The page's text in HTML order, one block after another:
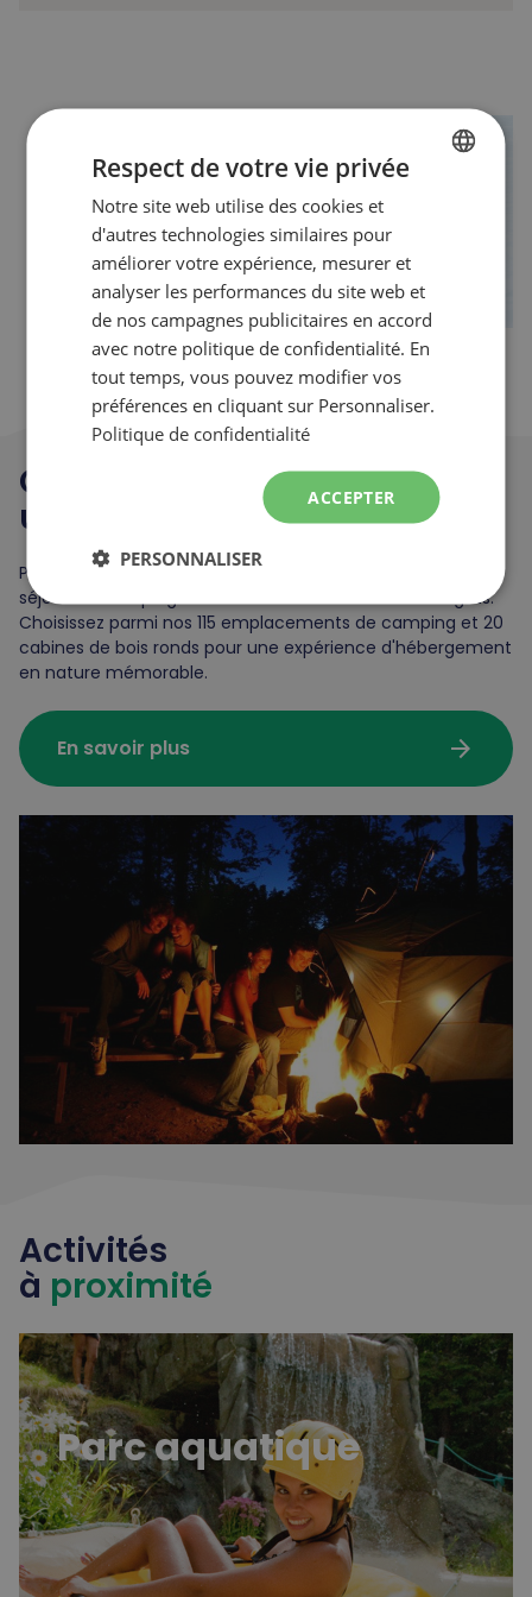
Camper est toujours
une bonne idée
Prolongez votre escapade! Combinez votre visite avec un
séjour au Camping et cabines du Sommet Morin Heights.
Choisissez parmi nos 115 emplacements de camping et 20
cabines de bois ronds pour une expérience d'hébergement
en nature mémorable.
En savoir plus arrow_forward
Activités
à proximité
Parc aquatique
Parc aquatique
Respect de votre vie privée
Notre site web utilise des cookies et
d'autres technologies similaires pour
améliorer votre expérience, mesurer et
analyser les performances du site web et
de nos campagnes publicitaires en accord
avec notre politique de confidentialité. En
tout temps, vous pouvez modifier vos
préférences en cliquant sur Personnaliser.
Politique de confidentialité
ACCEPTER
PERSONNALISER